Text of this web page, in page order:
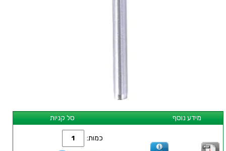
סל קניות מידע נוסף
כמות: